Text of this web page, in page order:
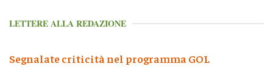
LETTERE ALLA REDAZIONE
Segnalate criticità nel programma GOL